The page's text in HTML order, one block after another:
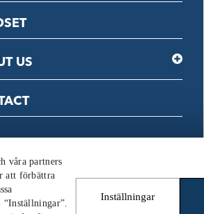
US
våra partners
att förbättra
“Inställningar”.
Inställningar